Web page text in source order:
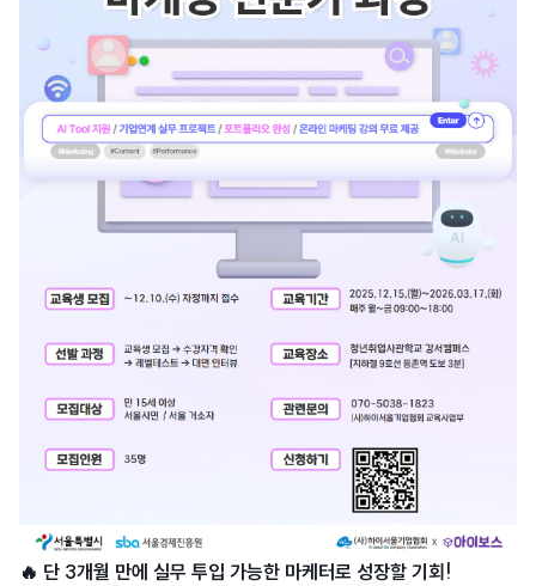
🔥 단 3개월 만에 실무 투입 가능한 마케터로 성장할 기회!